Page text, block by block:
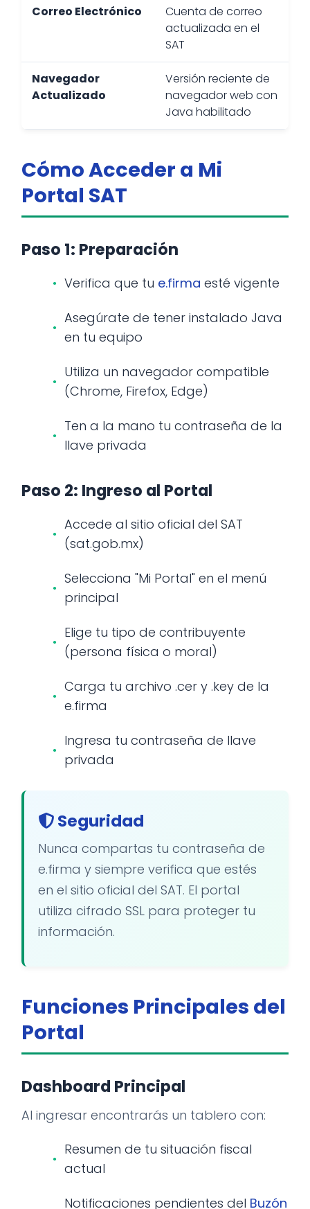
Correo Electrónico
Cuenta de correo
actualizada en el
SAT
Navegador
Actualizado
Versión reciente de
navegador web con
Java habilitado
Cómo Acceder a Mi
Portal SAT
Paso 1: Preparación
Verifica que tu e.firma esté vigente
Asegúrate de tener instalado Java
en tu equipo
Utiliza un navegador compatible
(Chrome, Firefox, Edge)
Ten a la mano tu contraseña de la
llave privada
Paso 2: Ingreso al Portal
Accede al sitio oficial del SAT
(sat.gob.mx)
Selecciona "Mi Portal" en el menú
principal
Elige tu tipo de contribuyente
(persona física o moral)
Carga tu archivo .cer y .key de la
e.firma
Ingresa tu contraseña de llave
privada
Seguridad
Nunca compartas tu contraseña de
e.firma y siempre verifica que estés
en el sitio oficial del SAT. El portal
utiliza cifrado SSL para proteger tu
información.
Funciones Principales del
Portal
Dashboard Principal
Al ingresar encontrarás un tablero con:
Resumen de tu situación fiscal
actual
Notificaciones pendientes del Buzón